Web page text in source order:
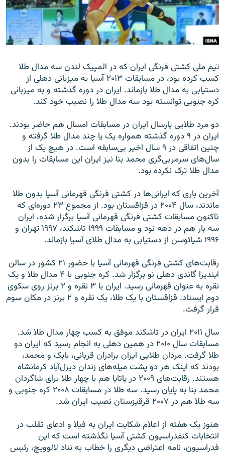
تیم ملی کشتی فرنگی ایران که در المپیک لندن سه مدال طلا
کسب کرده بود، در مسابقات ۲۰۱۳ آسیا به میزبانی دهلی از
دستیابی به مدال طلا بازماند. ایران در دوره گذشته و به میزبانی
کره جنوبی توانسته بود سه مدال طلا را نصیب خود کند.
دو مرد طلایی پارسال ایران در مسابقات امسال هم حاضر بودند.
ایران در ۹ دوره گذشته همواره یک یا چند مدال طلا گرفته و
چنین اتفاقی در ۹ سال اخیر بی‌سابقه است. در هیچ یک از
سال‌های سرمربی‌گری محمد بنا نیز ایران این مسابقات را بدون
مدال طلا ترک نکرده بود.
آخرین باری که ایرانی‌ها در کشتی فرنگی قهرمانی آسیا بدون طلا
ماندند، سال ۲۰۰۴ در قزاقستان بود. از مجموع ۲۳ دوره‌ای که
تاکنون مسابقات کشتی فرنگی قهرمانی آسیا برگزار شده، ایران
سه بار هم در دهه نود و مسابقات ۱۹۹۹ تاشکند، ۱۹۹۷ تهران و
۱۹۹۶ شیائوسن از دستیابی به مدال طلای آسیا بازماند.
رقابت‌های کشتی فرنگی قهرمانی آسیا با حضور ۲۱ کشور در سالن
ایندیرا گاندی دهلی نو برگزار شد. کره‌ جنوبی با ۴ مدال طلا و یک
نقره به عنوان قهرمانی رسید. ایران با ۳ نقره و ۲ برنز روی سکوی
دوم ایستاد. قزاقستان با یک طلا، یک نقره و ۲ برنز در مکان سوم
قرار گرفت.
سال ۲۰۱۱ ایران در تاشکند موفق به کسب چهار مدال طلا شد.
مسابقات سال ۲۰۱۰ در همین دهلی به انجام رسید که ایران دو
طلا گرفت. مردان طلایی ایران برادران قربانی، بابک و محمد،
بودند که اینک هر دو پشت میله‌های زندان دیزل‌آباد کرمانشاه
هستند. رقابت‌های ۲۰۰۹ در پاتایا هم با چهار طلا برای شاگردان
محمد بنا به پایان رسید. سه طلا در مسابقات ۲۰۰۸ کره جنوبی و
سه طلا هم در ۲۰۰۷ قرقیزستان نصیب ایران شد.
هنوز یک هفته از اعلام شکایت ایران به فیلا و ادعای تقلب در
انتخابات کنفدراسیون کشتی آسیا نگذشته است که این
فدراسیون، نامه اعتراضی دیگری را خطاب به نناد لالوویچ، رئیس